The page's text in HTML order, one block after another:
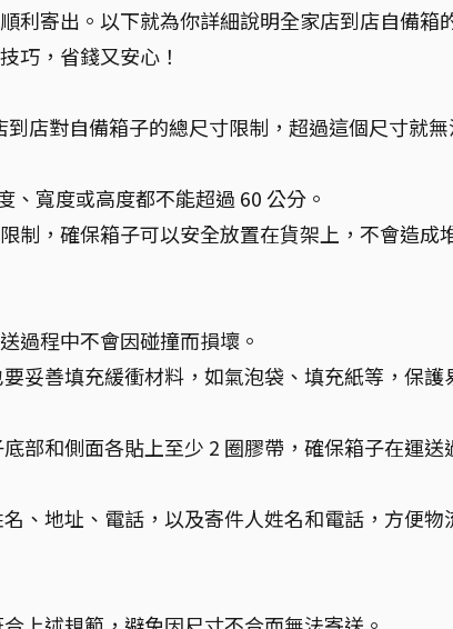
利寄出。以下就為你詳細說明全家店到店自備箱
巧，省錢又安心！
店對自備箱子的總尺寸限制，超過這個尺寸就
寬度或高度都不能超過 60 公分。
制，確保箱子可以安全放置在貨架上，不會造成
過程中不會因碰撞而損壞。
妥善填充緩衝材料，如氣泡袋、填充紙等，保護
部和側面各貼上至少 2 圈膠帶，確保箱子在運送
、地址、電話，以及寄件人姓名和電話，方便物